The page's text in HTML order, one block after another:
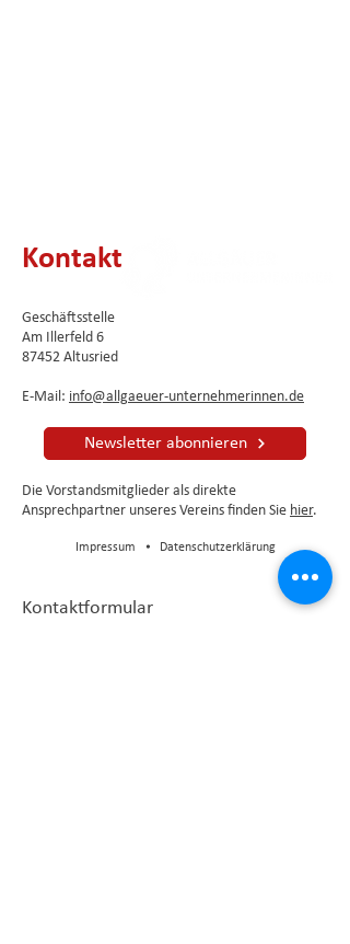
Kontakt
Geschäftsstelle
Am Illerfeld 6
87452 Altusried
E-Mail: info@allgaeuer-unternehmerinnen.de
Newsletter abonnieren
Die Vorstandsmitglieder als direkte
Ansprechpartner unseres Vereins finden Sie hier.
Impressum ⦁ Datenschutzerklärung
Kontaktformular